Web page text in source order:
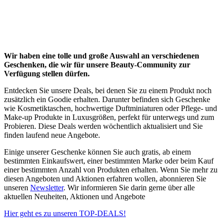
Wir haben eine tolle und große Auswahl an verschiedenen
Geschenken, die wir für unsere Beauty-Community zur
Verfügung stellen dürfen.
Entdecken Sie unsere Deals, bei denen Sie zu einem Produkt noch
zusätzlich ein Goodie erhalten. Darunter befinden sich Geschenke
wie Kosmetiktaschen, hochwertige Duftminiaturen oder Pflege- und
Make-up Produkte in Luxusgrößen, perfekt für unterwegs und zum
Probieren. Diese Deals werden wöchentlich aktualisiert und Sie
finden laufend neue Angebote.
Einige unserer Geschenke können Sie auch gratis, ab einem
bestimmten Einkaufswert, einer bestimmten Marke oder beim Kauf
einer bestimmten Anzahl von Produkten erhalten. Wenn Sie mehr zu
diesen Angeboten und Aktionen erfahren wollen, abonnieren Sie
unseren Newsletter. Wir informieren Sie darin gerne über alle
aktuellen Neuheiten, Aktionen und Angebote
Hier geht es zu unseren TOP-DEALS!